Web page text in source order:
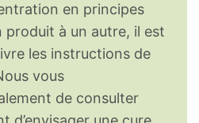
en principes
produit à un autre, il est
les instructions de
vous
de consulter